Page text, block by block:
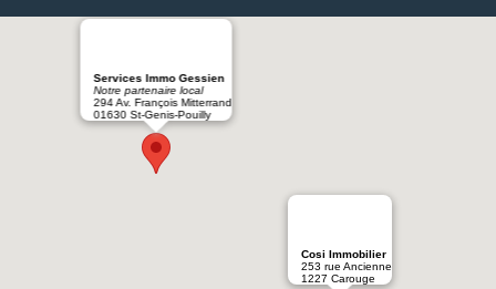
Services Immo Gessien
Notre partenaire local
294 Av. François Mitterrand
01630 St-Genis-Pouilly
Cosi Immobilier
253 rue Ancienne
1227 Carouge